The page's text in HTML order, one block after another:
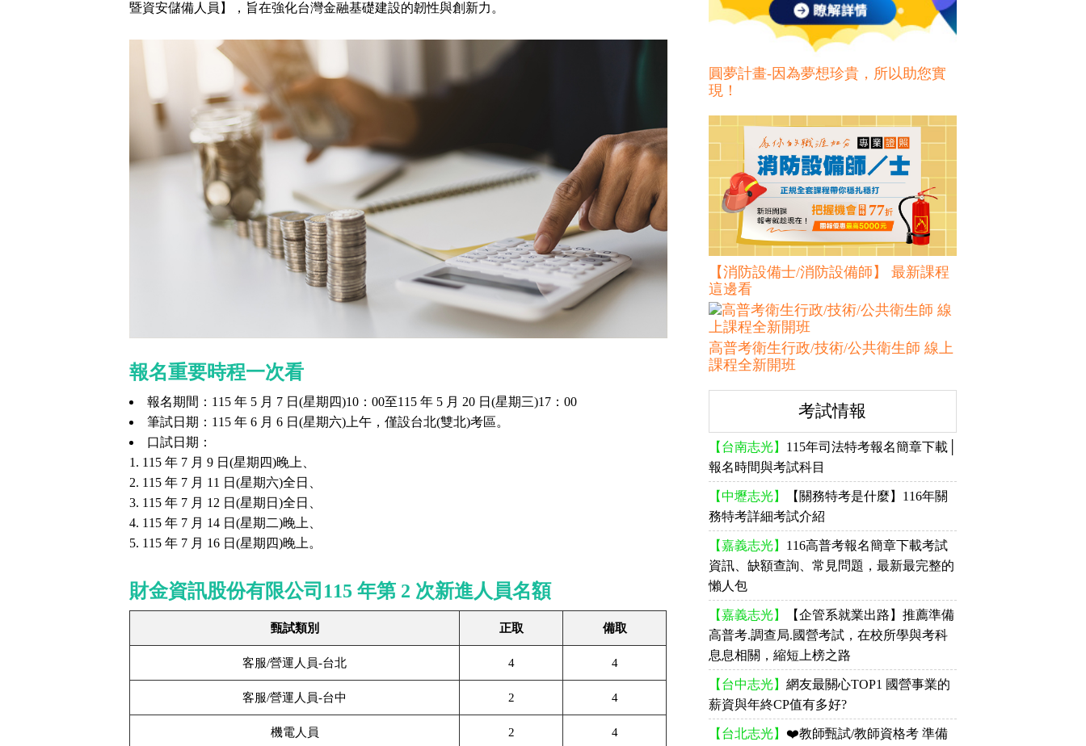
圓夢計畫-因為夢想珍貴，所以助您實
現！
【消防設備士/消防設備師】 最新課程
這邊看
高普考衛生行政/技術/公共衛生師 線上
課程全新開班
考試情報
【台南志光】 115年司法特考報名簡章下載│
報名時間與考試科目
【中壢志光】
【關務特考是什麼】116年關
務特考詳細考試介紹
【嘉義志光】 116高普考報名簡章下載考試
資訊、缺額查詢、常見問題，最新最完整的
懶人包
【嘉義志光】
【企管系就業出路】推薦準備
高普考.調查局.國營考試，在校所學與考科
息息相關，縮短上榜之路
【台中志光】 網友最關心TOP1 國營事業的
薪資與年終CP值有多好?
【台北志光】 ❤️教師甄試/教師資格考 準備
暨資安儲備人員】，旨在強化台灣金融基礎建設的韌性與創新力。
報名重要時程一次看
報名期間：115 年 5 月 7 日(星期四)10：00至115 年 5 月 20 日(星期三)17：00
筆試日期：115 年 6 月 6 日(星期六)上午，僅設台北(雙北)考區。
口試日期：
115 年 7 月 9 日(星期四)晚上、
115 年 7 月 11 日(星期六)全日、
115 年 7 月 12 日(星期日)全日、
115 年 7 月 14 日(星期二)晚上、
115 年 7 月 16 日(星期四)晚上。
財金資訊股份有限公司115 年第 2 次新進人員名額
甄試類別 正取 備取
客服/營運人員-台北 4 4
客服/營運人員-台中 2 4
機電人員 2 4